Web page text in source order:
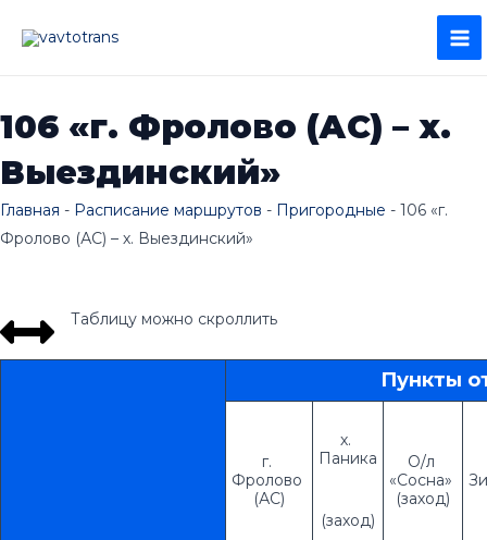
106 «г. Фролово (АС) – х.
Выездинский»
Главная - Расписание маршрутов - Пригородные - 106 «г.
Фролово (АС) – х. Выездинский»
Таблицу можно скроллить
Пункты
г.
Фролово
(АС)
х.
Паника
(заход)
О/л
«Сосна»
(заход)